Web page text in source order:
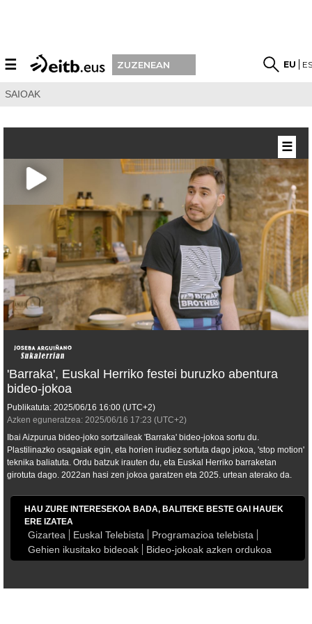
☰ ZUZENEAN EU
SAIOAK
'Barraka', Euskal Herriko festei buruzko abentura
bideo-jokoa
Publikatuta: 2025/06/16 16:00 (UTC+2)
Azken eguneratzea: 2025/06/16 17:23 (UTC+2)
Ibai Aizpurua bideo-joko sortzaileak 'Barraka' bideo-jokoa sortu du.
Plastilinazko osagaiak egin, eta horien irudiez sortuta dago jokoa, 'stop motion'
teknika baliatuta. Ordu batzuk irauten du, eta Euskal Herriko barraketan
girotuta dago. 2022an hasi zen jokoa garatzen eta 2025. urtean aterako da.
HAU ZURE INTERESEKOA BADA, BALITEKE BESTE GAI HAUEK
ERE IZATEA
Gizartea Euskal Telebista
Programazioa telebista
Gehien ikusitako bideoak
Bideo-jokoak azken ordukoa
☰